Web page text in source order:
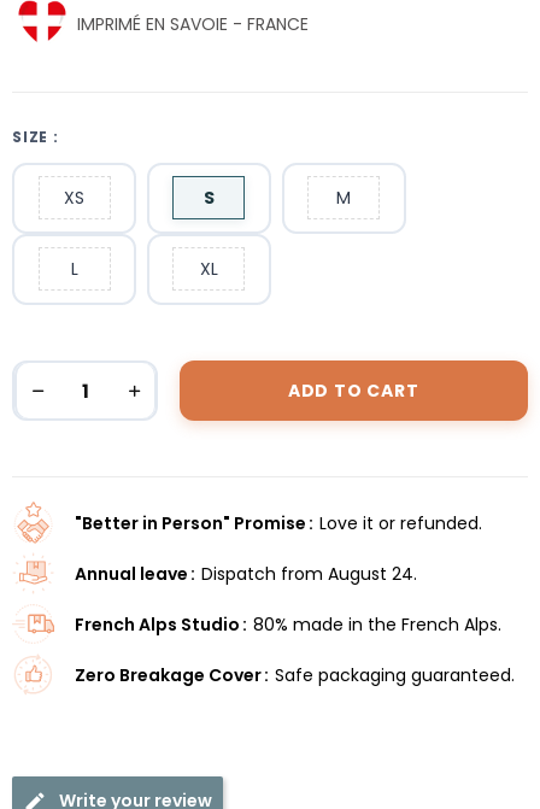
IMPRIMÉ EN SAVOIE - FRANCE
SIZE :
XS S M
L XL
ADD TO CART
"Better in Person" Promise Love it or refunded.
Annual leave Dispatch from August 24.
French Alps Studio 80% made in the French Alps.
Zero Breakage Cover Safe packaging guaranteed.
Write your review